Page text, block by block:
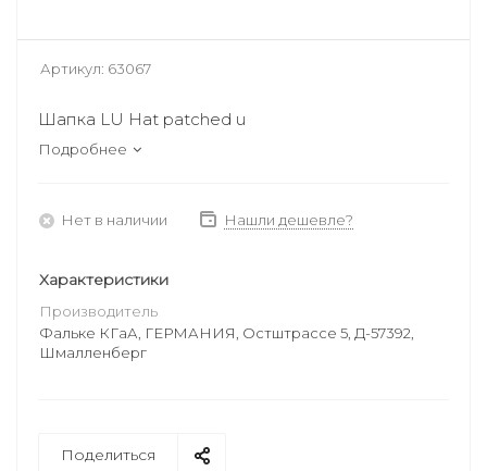
Артикул: 63067
Шапка LU Hat patched u
Подробнее
Нет в наличии Нашли дешевле?
Характеристики
Производитель
Фальке КГаА, ГЕРМАНИЯ, Остштрассе 5, Д-57392,
Шмалленберг
Поделиться